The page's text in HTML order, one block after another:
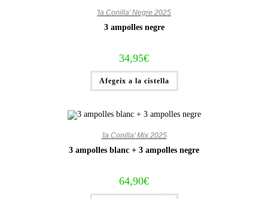
'la Conilla' Negre 2025
3 ampolles negre
34,95€
Afegeix a la cistella
'la Conilla' Mix 2025
3 ampolles blanc + 3 ampolles negre
64,90€